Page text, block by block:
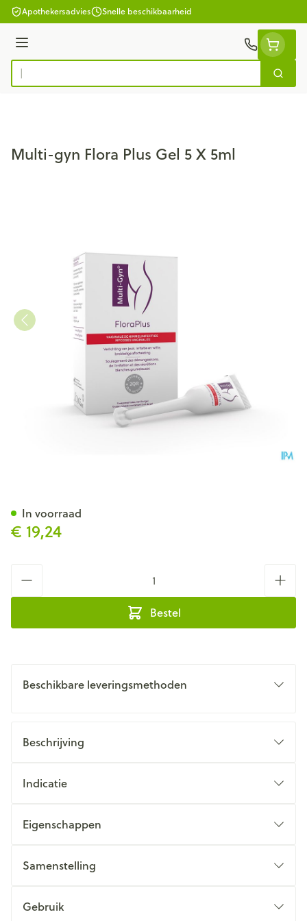
Ga naar de inhoud
Apothekersadvies Snelle beschikbaarheid
Menu
Product, merk, categorie... Zoek
Multi-gyn Flora Plus Gel 5 X 5ml
€ 19,24
Bestel
In voorraad
Beschikbare leveringsmethoden
Beschrijving
Indicatie
Eigenschappen
Samenstelling
Gebruik